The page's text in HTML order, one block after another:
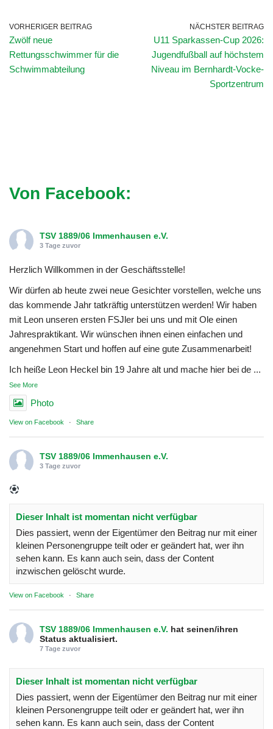
VORHERIGER BEITRAG
Zwölf neue
Rettungsschwimmer für die
Schwimmabteilung
NÄCHSTER BEITRAG
U11 Sparkassen-Cup 2026:
Jugendfußball auf höchstem
Niveau im Bernhardt-Vocke-
Sportzentrum
Von Facebook:
TSV 1889/06 Immenhausen e.V.
3 Tage zuvor
Herzlich Willkommen in der Geschäftsstelle!
Wir dürfen ab heute zwei neue Gesichter vorstellen, welche uns
das kommende Jahr tatkräftig unterstützen werden! Wir haben
mit Leon unseren ersten FSJler bei uns und mit Ole einen
Jahrespraktikant. Wir wünschen ihnen einen einfachen und
angenehmen Start und hoffen auf eine gute Zusammenarbeit!
Ich heiße Leon Heckel bin 19 Jahre alt und mache hier bei de ...
See More
Photo
View on Facebook · Share
TSV 1889/06 Immenhausen e.V.
3 Tage zuvor
Dieser Inhalt ist momentan nicht verfügbar
Dies passiert, wenn der Eigentümer den Beitrag nur mit einer
kleinen Personengruppe teilt oder er geändert hat, wer ihn
sehen kann. Es kann auch sein, dass der Content
inzwischen gelöscht wurde.
View on Facebook · Share
TSV 1889/06 Immenhausen e.V. hat seinen/ihren
Status aktualisiert.
7 Tage zuvor
Dieser Inhalt ist momentan nicht verfügbar
Dies passiert, wenn der Eigentümer den Beitrag nur mit einer
kleinen Personengruppe teilt oder er geändert hat, wer ihn
sehen kann. Es kann auch sein, dass der Content